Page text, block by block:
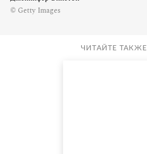
© Getty Images
ЧИТАЙТЕ ТАКЖЕ